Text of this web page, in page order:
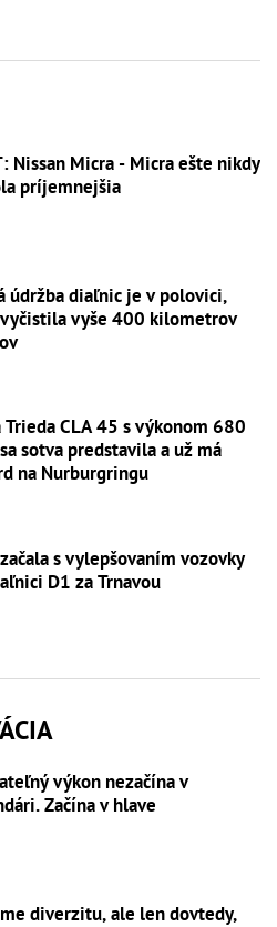
Nissan Micra - Micra ešte nikdy
príjemnejšia
údržba diaľnic je v polovici,
vyčistila vyše 400 kilometrov
Trieda CLA 45 s výkonom 680
sotva predstavila a už má
na Nurburgringu
s vylepšovaním vozovky
D1 za Trnavou
výkon nezačína v
Začína v hlave
diverzitu, ale len dovtedy,